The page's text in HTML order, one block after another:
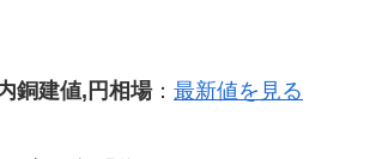
銅建値,円相場： 最新値を見る